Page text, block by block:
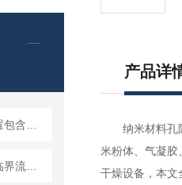
产品详
纳米材料孔隙
米粉体、气凝胶
干燥设备，本文